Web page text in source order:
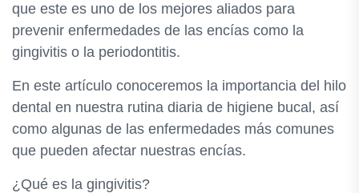
que este es uno de los mejores aliados para
prevenir enfermedades de las encías como la
gingivitis o la periodontitis.
En este artículo conoceremos la importancia del hilo
dental en nuestra rutina diaria de higiene bucal, así
como algunas de las enfermedades más comunes
que pueden afectar nuestras encías.
¿Qué es la gingivitis?